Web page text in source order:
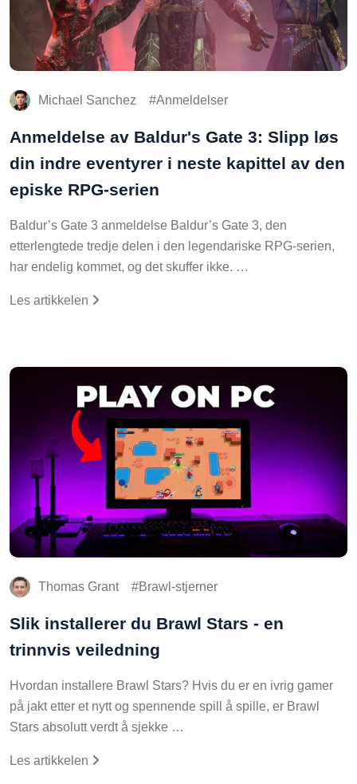
Michael Sanchez Anmeldelser
Anmeldelse av Baldur's Gate 3: Slipp løs
din indre eventyrer i neste kapittel av den
episke RPG-serien
Baldur’s Gate 3 anmeldelse Baldur’s Gate 3, den
etterlengtede tredje delen i den legendariske RPG-serien,
har endelig kommet, og det skuffer ikke. …
Les artikkelen
Thomas Grant Brawl-stjerner
Slik installerer du Brawl Stars - en
trinnvis veiledning
Hvordan installere Brawl Stars? Hvis du er en ivrig gamer
på jakt etter et nytt og spennende spill å spille, er Brawl
Stars absolutt verdt å sjekke …
Les artikkelen